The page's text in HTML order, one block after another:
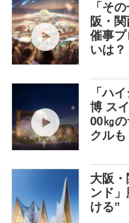
「そ
阪・
催事
いは？
「ハ
博 ス
00㎏
クルも
大阪
ンド
ける”